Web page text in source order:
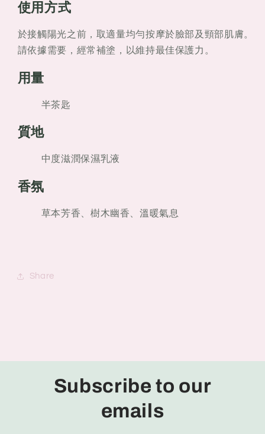
使用方式
於接觸陽光之前，取適量均勻按摩於臉部及頸部肌膚。
請依據需要，經常補塗，以維持最佳保護力。
用量
半茶匙
質地
中度滋潤保濕乳液
香氛
草本芳香、樹木幽香、溫暖氣息
Share
Subscribe to our
emails